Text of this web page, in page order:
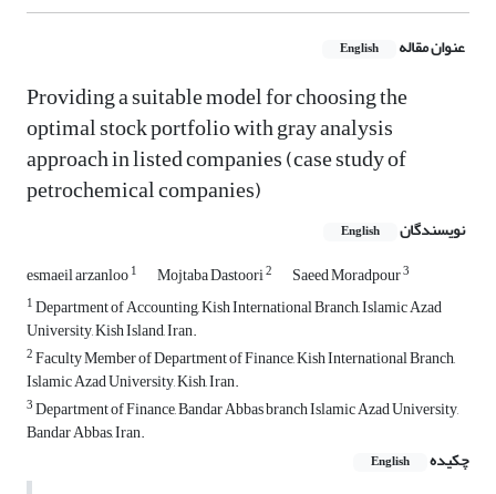
عنوان مقاله English
Providing a suitable model for choosing the
optimal stock portfolio with gray analysis
approach in listed companies (case study of
petrochemical companies)
نویسندگان English
esmaeil arzanloo1 Mojtaba Dastoori2 Saeed Moradpour3
1Department of Accounting, Kish International Branch, Islamic Azad
University, Kish Island, Iran.
2Faculty Member of Department of Finance, Kish International Branch,
Islamic Azad University, Kish, Iran.
3Department of Finance, Bandar Abbas branch Islamic Azad University,
Bandar Abbas, Iran.
چکیده
English